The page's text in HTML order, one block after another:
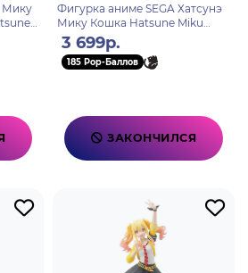
Мику
Фигурка аниме SEGA Хатсунэ
Мику Кошка Hatsune Miku
Project DIVA Hatsune Miku
Kitty Cat 23см 40248
3 699р.
185 Pop-Баллов
ЗАКОНЧИЛСЯ